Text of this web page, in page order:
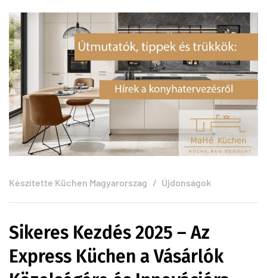
Készítette Küchen Magyarorszag Újdonságok
Sikeres Kezdés 2025 – Az
Express Küchen a Vásárlók